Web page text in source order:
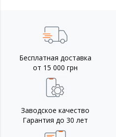
Бесплатная доставка
от 15 000 грн
Заводское качество
Гарантия до 30 лет